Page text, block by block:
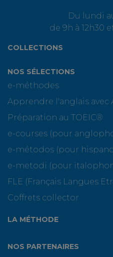
Du lundi
de 9h à 12h30
COLLECTIONS
NOS SÉLECTIONS
e-méthodes
Apprendre l'anglais avec
Préparation au TOEIC®
e-courses (pour
e-métodos (pour
e-metodi (pour
FLE (Français Langues
Coffrets collector
LA MÉTHODE
NOS PARTENAIRES